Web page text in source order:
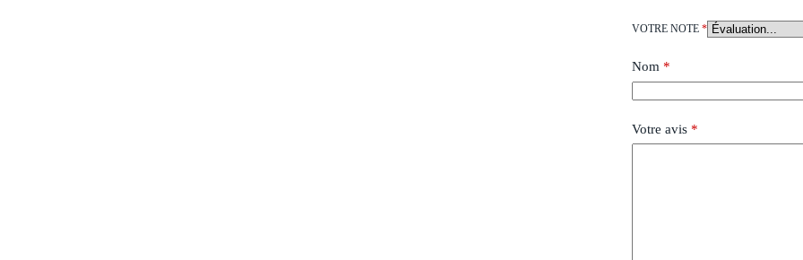
VOTRE NOTE*
Nom *
Votre avis *